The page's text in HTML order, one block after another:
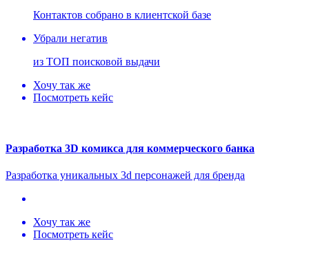
Контактов собрано в клиентской базе
Убрали негатив
из ТОП поисковой выдачи
Хочу так же
Посмотреть кейс
Разработка 3D комикса для коммерческого банка
Разработка уникальных 3d персонажей для бренда
Хочу так же
Посмотреть кейс